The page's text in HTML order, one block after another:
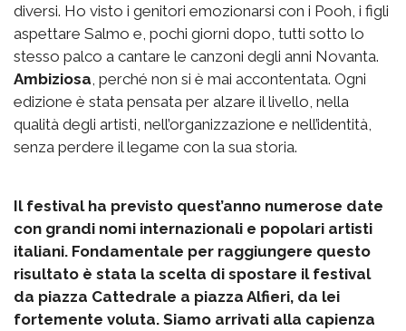
diversi. Ho visto i genitori emozionarsi con i Pooh, i figli
aspettare Salmo e, pochi giorni dopo, tutti sotto lo
stesso palco a cantare le canzoni degli anni Novanta.
Ambiziosa , perché non si è mai accontentata. Ogni
edizione è stata pensata per alzare il livello, nella
qualità degli artisti, nell’organizzazione e nell’identità,
senza perdere il legame con la sua storia.
Il festival ha previsto quest’anno numerose date
con grandi nomi internazionali e popolari artisti
italiani. Fondamentale per raggiungere questo
risultato è stata la scelta di spostare il festival
da piazza Cattedrale a piazza Alfieri, da lei
fortemente voluta. Siamo arrivati alla capienza